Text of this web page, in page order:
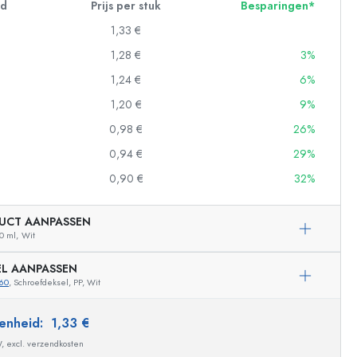
Prijs per stuk
Besparingen*
1,33 €
1,28 €
3%
1,24 €
6%
1,20 €
9%
0,98 €
26%
0,94 €
29%
0,90 € 32%
AANPASSEN
ml, Wit
AANPASSEN
, Schroefdeksel, PP, Wit
1,33 €
excl. verzendkosten